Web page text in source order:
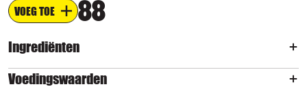
VOEG TOE 88
Ingrediënten
Voedingswaarden